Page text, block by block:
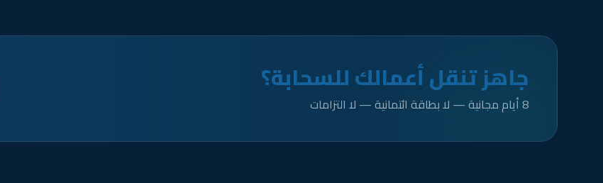
جاهز تنقل أعمالك للسحابة؟
8 أيام مجانية — لا بطاقة ائتمانية — لا التزامات